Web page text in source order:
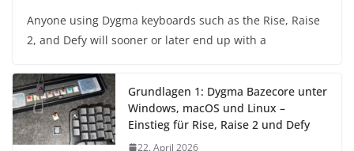
Anyone using Dygma keyboards such as the Rise, Raise
2, and Defy will sooner or later end up with a
Grundlagen 1: Dygma Bazecore unter
Windows, macOS und Linux –
Einstieg für Rise, Raise 2 und Defy
22. April 2026